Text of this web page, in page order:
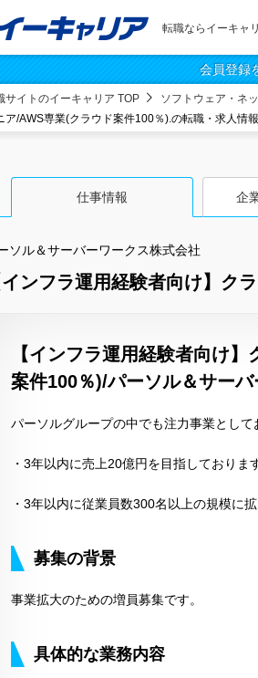
転職ならイーキャ
会員登録
サイトのイーキャリア TOP ソフトウェア・ネ
ア/AWS専業(クラウド案件100％).の転職・求人情報
仕事情報 企
ソル＆サーバーワークス株式会社
インフラ運用経験者向け】ク
【インフラ運用経験者向け
案件100％)/パーソル＆サーバ
パーソルグループの中でも注力事業として
・3年以内に売上20億円を目指しておりま
・3年以内に従業員数300名以上の規模に拡
募集の背景
事業拡大のための増員募集です。
具体的な業務内容